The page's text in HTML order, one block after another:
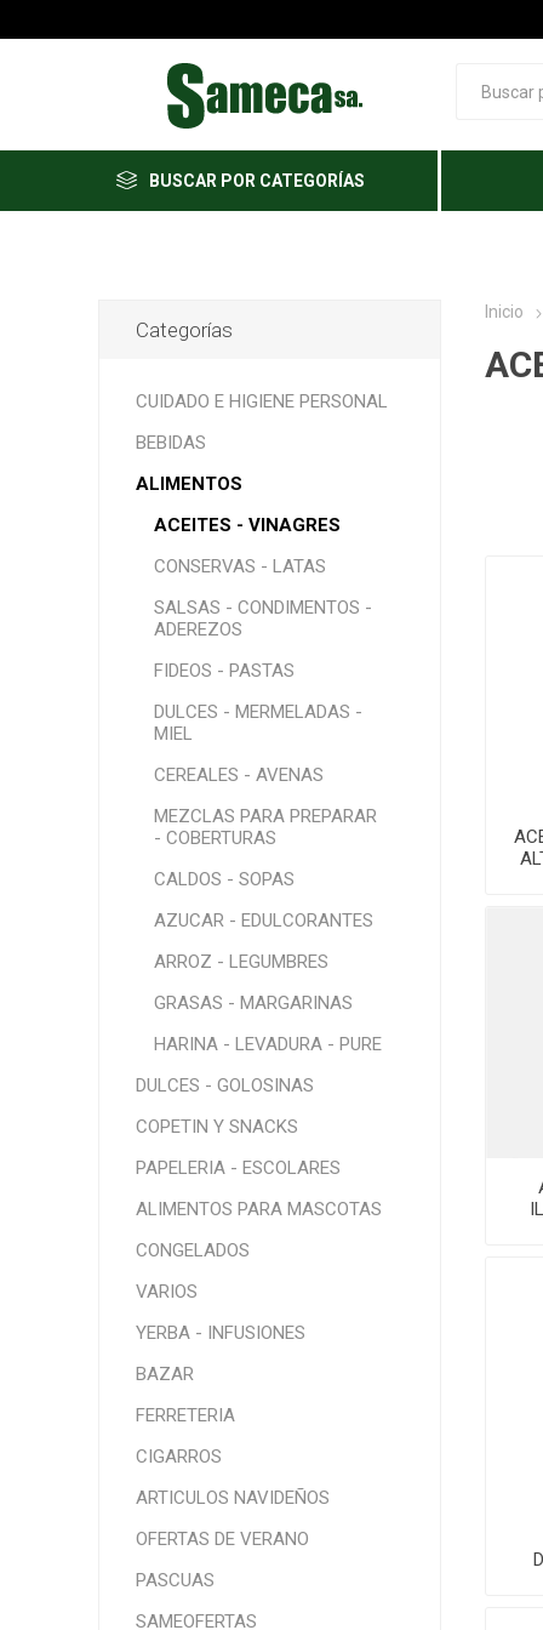
BUSCAR POR CATEGORÍAS
Inicio
Categorías
CUIDADO E HIGIENE PERSONAL
BEBIDAS
ALIMENTOS
ACEITES - VINAGRES
CONSERVAS - LATAS
SALSAS - CONDIMENTOS -
ADEREZOS
FIDEOS - PASTAS
DULCES - MERMELADAS -
MIEL
CEREALES - AVENAS
MEZCLAS PARA PREPARAR
- COBERTURAS
CALDOS - SOPAS
AZUCAR - EDULCORANTES
ARROZ - LEGUMBRES
GRASAS - MARGARINAS
HARINA - LEVADURA - PURE
DULCES - GOLOSINAS
COPETIN Y SNACKS
PAPELERIA - ESCOLARES
ALIMENTOS PARA MASCOTAS
CONGELADOS
VARIOS
YERBA - INFUSIONES
BAZAR
FERRETERIA
CIGARROS
ARTICULOS NAVIDEÑOS
OFERTAS DE VERANO
PASCUAS
SAMEOFERTAS